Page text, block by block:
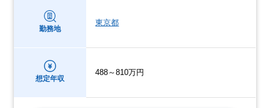
勤務地
東京都
想定年収
488～810万円